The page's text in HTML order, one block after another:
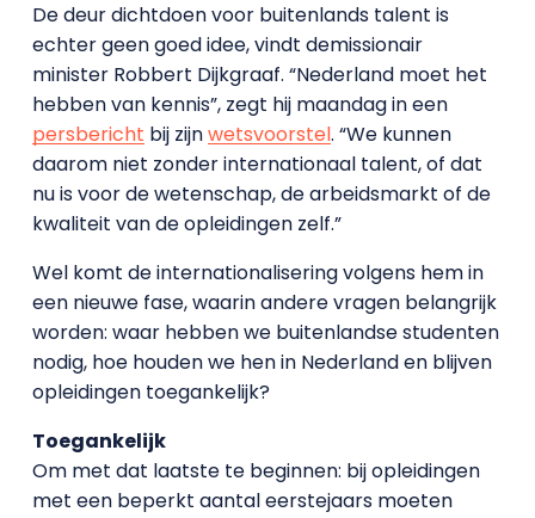
De deur dichtdoen voor buitenlands talent is
echter geen goed idee, vindt demissionair
minister Robbert Dijkgraaf. “Nederland moet het
hebben van kennis”, zegt hij maandag in een
persbericht bij zijnwetsvoorstel. “We kunnen
daarom niet zonder internationaal talent, of dat
nu is voor de wetenschap, de arbeidsmarkt of de
kwaliteit van de opleidingen zelf.”
Wel komt de internationalisering volgens hem in
een nieuwe fase, waarin andere vragen belangrijk
worden: waar hebben we buitenlandse studenten
nodig, hoe houden we hen in Nederland en blijven
opleidingen toegankelijk?
Toegankelijk
Om met dat laatste te beginnen: bij opleidingen
met een beperkt aantal eerstejaars moeten